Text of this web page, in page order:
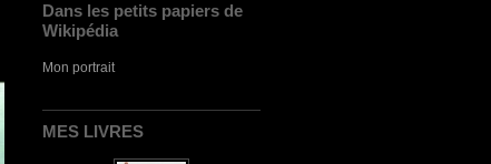
Dans les petits papiers de
Wikipédia
Mon portrait
MES LIVRES